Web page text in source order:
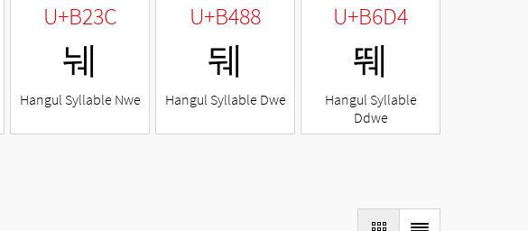
U+B23C
눼
Hangul Syllable Nwe
U+B488
뒈
Hangul Syllable Dwe
U+B6D4
뛔
Hangul Syllable
Ddwe